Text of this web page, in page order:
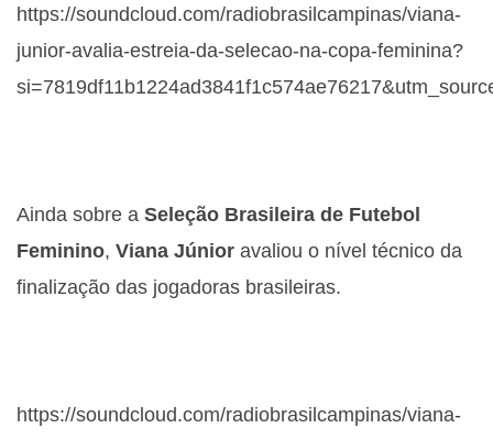
https://soundcloud.com/radiobrasilcampinas/viana-
junior-avalia-estreia-da-selecao-na-copa-feminina?
Ainda sobre a Seleção Brasileira de Futebol
Feminino, Viana Júnior avaliou o nível técnico da
finalização das jogadoras brasileiras.
https://soundcloud.com/radiobrasilcampinas/viana-